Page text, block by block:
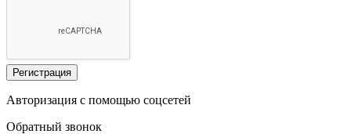
Регистрация
Авторизация с помощью соцсетей
Обратный звонок